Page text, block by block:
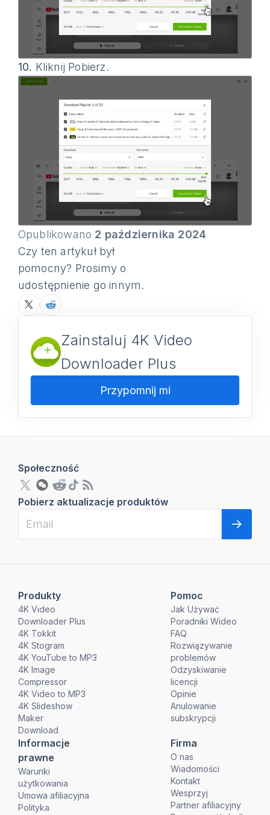
10. Kliknij Pobierz.
Opublikowano 2 października 2024
Czy ten artykuł był
pomocny? Prosimy o
udostępnienie go innym.
Zainstaluj 4K Video
Downloader Plus
Przypomnij mi
Produkty
4K Video
Downloader Plus
4K Tokkit
4K Stogram
4K YouTube to MP3
4K Image
Compressor
4K Video to MP3
4K Slideshow
Maker
Download
Pomoc
Jak Używać
Poradniki Wideo
FAQ
Rozwiązywanie
problemów
Odzyskiwanie
licencji
Opinie
Anulowanie
subskrypcji
Informacje
prawne
Warunki
użytkowania
Umowa afiliacyjna
Polityka
Firma
O nas
Wiadomości
Kontakt
Wesprzyj
Partner afiliacyjny
Społeczność
Pobierz aktualizacje produktów